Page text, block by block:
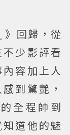
》回歸，從
少影評看
容加上人
到驚艷，
全程帥到
道他的魅